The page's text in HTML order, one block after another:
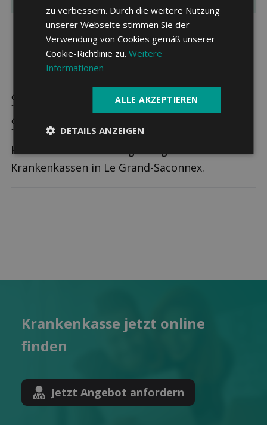
Sparpotenzial in Le Grand-
Saconnex
Hier sehen Sie die drei günstigsten
Krankenkassen in Le Grand-Saconnex.
Kranken­kasse jetzt online
finden
Jetzt Angebot anfordern
zu verbessern. Durch die weitere Nutzung
unserer Webseite stimmen Sie der
Verwendung von Cookies gemäß unserer
Cookie-Richtlinie zu.Weitere
Informationen
ALLE AKZEPTIEREN
DETAILS ANZEIGEN